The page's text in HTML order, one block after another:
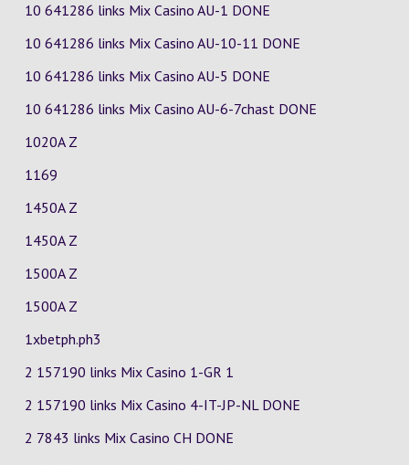
10 641286 links Mix Casino AU-1 DONE
10 641286 links Mix Casino AU-10-11 DONE
10 641286 links Mix Casino AU-5 DONE
10 641286 links Mix Casino AU-6-7chast DONE
1020A Z
1169
1450A Z
1450A Z
1500A Z
1500A Z
1xbetph.ph3
2 157190 links Mix Casino 1-GR 1
2 157190 links Mix Casino 4-IT-JP-NL DONE
2 7843 links Mix Casino CH DONE